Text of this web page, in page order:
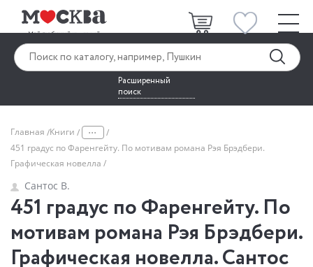
Расширенный
поиск
Главная Книги ...
451 градус по Фаренгейту. По мотивам романа Рэя Брэдбери.
Графическая новелла
Сантос В.
451 градус по Фаренгейту. По
мотивам романа Рэя Брэдбери.
Графическая новелла. Сантос